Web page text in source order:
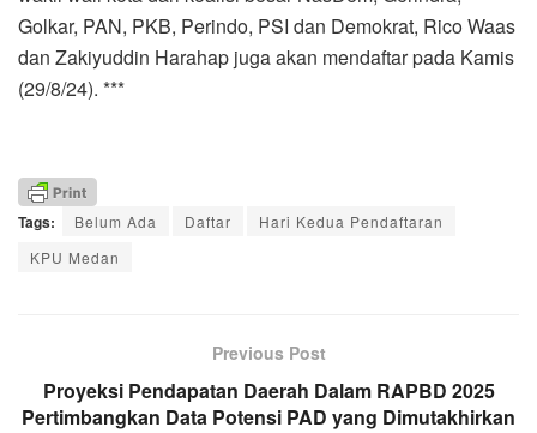
Golkar, PAN, PKB, Perindo, PSI dan Demokrat, Rico Waas
dan Zakiyuddin Harahap juga akan mendaftar pada Kamis
(29/8/24). ***
Tags: Belum Ada Daftar
Hari Kedua Pendaftaran
KPU Medan
Previous Post
Proyeksi Pendapatan Daerah Dalam RAPBD 2025
Pertimbangkan Data Potensi PAD yang Dimutakhirkan